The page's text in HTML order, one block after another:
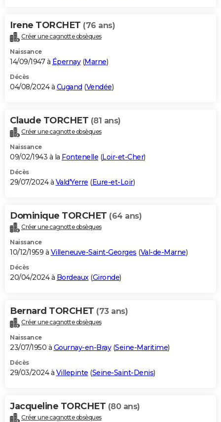
Irene TORCHET (76 ans)
Créer une cagnotte obsèques
Naissance
14/09/1947 à Épernay(Marne)
Décès
04/08/2024 à Cugand (Vendée)
Claude TORCHET (81 ans)
Créer une cagnotte obsèques
Naissance
09/02/1943 à la Fontenelle (Loir-et-Cher)
Décès
29/07/2024 à Vald'Yerre (Eure-et-Loir)
Dominique TORCHET (64 ans)
Créer une cagnotte obsèques
Naissance
10/12/1959 à Villeneuve-Saint-Georges (Val-de-Marne)
Décès
20/04/2024 à Bordeaux(Gironde)
Bernard TORCHET (73 ans)
Créer une cagnotte obsèques
Naissance
23/07/1950 à Gournay-en-Bray(Seine-Maritime)
Décès
29/03/2024 à Villepinte (Seine-Saint-Denis)
Jacqueline TORCHET (80 ans)
Créer une cagnotte obsèques